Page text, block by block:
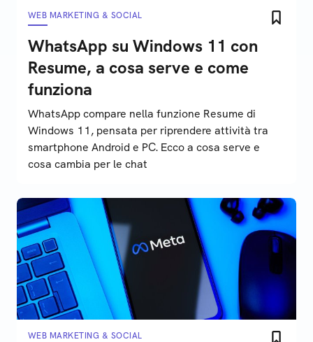
WEB MARKETING & SOCIAL
WhatsApp su Windows 11 con
Resume, a cosa serve e come
funziona
WhatsApp compare nella funzione Resume di
Windows 11, pensata per riprendere attività tra
smartphone Android e PC. Ecco a cosa serve e
cosa cambia per le chat
WEB MARKETING & SOCIAL